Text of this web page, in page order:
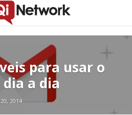
para usar o
a dia
2014